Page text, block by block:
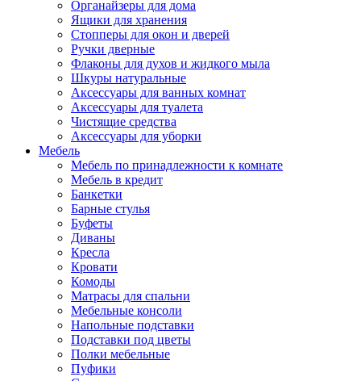
Органайзеры для дома
Ящики для хранения
Стопперы для окон и дверей
Ручки дверные
Флаконы для духов и жидкого мыла
Шкуры натуральные
Аксессуары для ванных комнат
Аксессуары для туалета
Чистящие средства
Аксессуары для уборки
Мебель
Мебель по принадлежности к комнате
Мебель в кредит
Банкетки
Барные стулья
Буфеты
Диваны
Кресла
Кровати
Комоды
Матрасы для спальни
Мебельные консоли
Напольные подставки
Подставки под цветы
Полки мебельные
Пуфики